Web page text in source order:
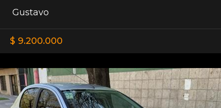
Gustavo
$ 9.200.000